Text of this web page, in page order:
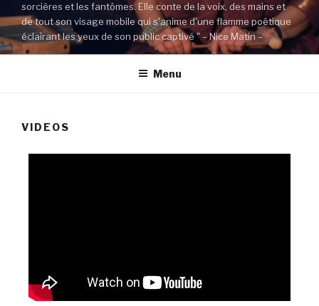
sorcières et les fantômes. Elle conte de la voix, des mains et
de tout son visage mobile qui s'anime d'une flamme poètique
éclairant les yeux de son public captivé " – Nice Matin –
Menu
VIDEOS